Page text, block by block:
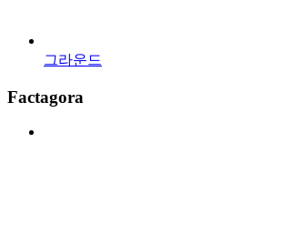
그라운드
Factagora